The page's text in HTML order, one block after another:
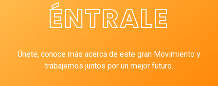
ÉNTRALE
Únete, conoce más acerca de este gran Movimiento y
trabajemos juntos por un mejor futuro.